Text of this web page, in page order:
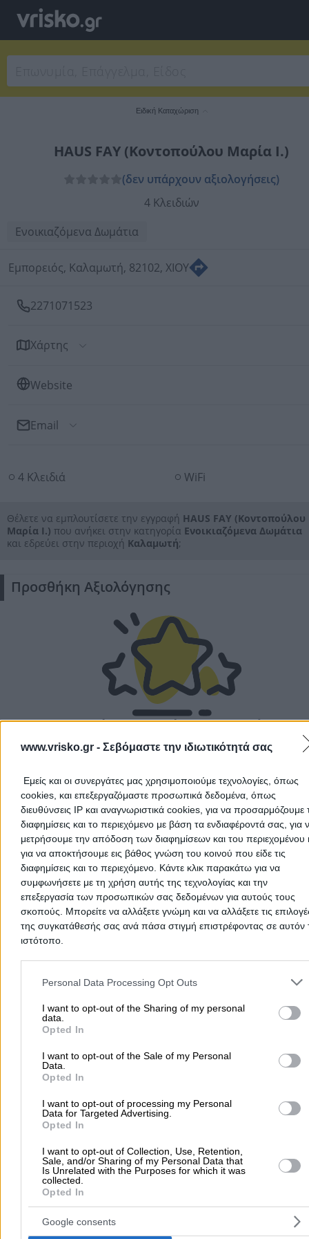
www.vrisko.gr - Σεβόμαστε την ιδιωτικότητά σας
Εμείς και οι συνεργάτες μας χρησιμοποιούμε τεχνολογίες, όπως
cookies, και επεξεργαζόμαστε προσωπικά δεδομένα, όπως
διευθύνσεις IP και αναγνωριστικά cookies, για να προσαρμόζουμε
διαφημίσεις και το περιεχόμενο με βάση τα ενδιαφέροντά σας, για
μετρήσουμε την απόδοση των διαφημίσεων και του περιεχομένου
για να αποκτήσουμε εις βάθος γνώση του κοινού που είδε τις
διαφημίσεις και το περιεχόμενο. Κάντε κλικ παρακάτω για να
συμφωνήσετε με τη χρήση αυτής της τεχνολογίας και την
επεξεργασία των προσωπικών σας δεδομένων για αυτούς τους
σκοπούς. Μπορείτε να αλλάξετε γνώμη και να αλλάξετε τις
της συγκατάθεσής σας ανά πάσα στιγμή επιστρέφοντας σε αυτόν
ιστότοπο.
Please note that this website/app uses one or more Google
and may gather and store information including but not limited to
to Google and its third-party tags to use your data for below
purposes in below Google consent section.
Personal Data Processing Opt Outs
I want to opt-out of the Sharing of my personal
data.
Opted In
I want to opt-out of the Sale of my Personal
Data.
Opted In
I want to opt-out of processing my Personal
Data for Targeted Advertising.
Opted In
I want to opt-out of Collection, Use, Retention,
Sale, and/or Sharing of my Personal Data that
Is Unrelated with the Purposes for which it was
collected.
Opted In
Google consents
Ειδική Καταχώριση
HAUS FAY (Κοντοπούλου Μαρία Ι.)
(δεν υπάρχουν αξιολογήσεις)
4 Κλειδιών
Ενοικιαζόμενα Δωμάτια
Εμπορειός, Καλαμωτή, 82102, ΧΙΟΥ
2271071523
Χάρτης
Website
Email
Προς: HAUS FAY (Κοντοπούλου Μαρία Ι.)
Όρους Χρήσηςκαι την
Προσωπικών Δεδομένων
Ακύρωση
4 Κλειδιά WiFi
Θέλετε να εμπλουτίσετε την εγγραφή HAUS FAY (Κοντοπούλου
Μαρία Ι.) που ανήκει στην κατηγορία Ενοικιαζόμενα Δωμάτια
και εδρεύει στην περιοχή Καλαμωτή;
Προσθήκη Αξιολόγησης
Δεν υπάρχουν ακόμα αξιολογήσεις
Αυτός ο επαγγελματίας δεν έχει λάβει ακόμα καμία
αξιολόγηση. Γίνετε ο πρώτος που θα μοιραστεί την
επιλογή!
Προσθήκη αξιολόγησης
> Νομός ΧΙΟΥ
HAUS FAY (Κοντοπούλου Μαρία Ι.)
Μετακομίσεις & Μεταφορές Κλειδιά & Κλειδαριές
Ψυχολόγοι
Συνεργεία Αυτοκινήτων
Υδραυλικοί - Υδραυλικές Εγκαταστάσεις
περισσότερα >>
Τοπική Αναζήτηση